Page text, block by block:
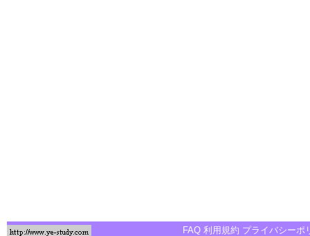
FAQ 利用規約 プライバシーポ